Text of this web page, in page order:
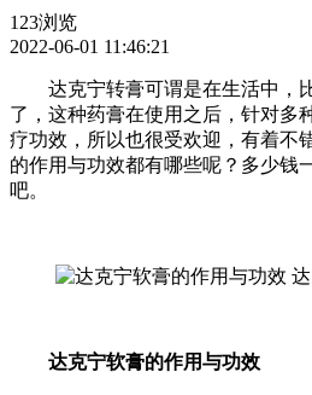
123浏览
2022-06-01 11:46:21
达克宁转膏可谓是在生活中，
了，这种药膏在使用之后，针对多
疗功效，所以也很受欢迎，有着不
的作用与功效都有哪些呢？多少钱
吧。
达克宁软膏的作用与功效